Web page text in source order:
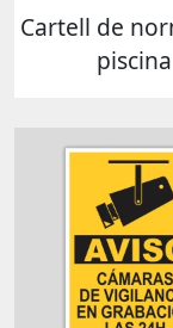
Cartell de
piscina